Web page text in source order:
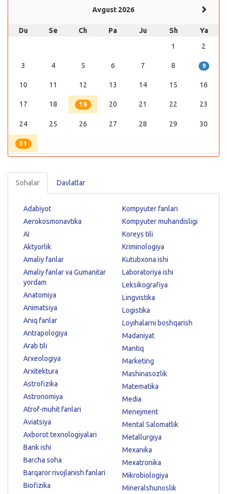
Avgust 2026
Du Se Ch Pa Ju Sh
Ya
1
2
3 4 5 6 7 8 9
10 11 12 13 14 15 16
17 18 19 20 21 22 23
24 25 26 27 28 29 30
31
Sohalar Davlatlar
Adabiyot
Aerokosmonavtika
AI
Aktyorlik
Amaliy fanlar
Amaliy fanlar va Gumanitar
yordam
Anatomiya
Animatsiya
Aniq fanlar
Antrapologiya
Arab tili
Arxeologiya
Arxitektura
Astrofizika
Astronomiya
Atrof-muhit fanlari
Aviatsiya
Axborot texnologiyalari
Bank ishi
Barcha soha
Barqaror rivojlanish fanlari
Biofizika
Kompyuter fanlari
Kompyuter muhandisligi
Koreys tili
Kriminologiya
Kutubxona ishi
Laboratoriya ishi
Leksikografiya
Lingvistika
Logistika
Loyihalarni boshqarish
Madaniyat
Mantiq
Marketing
Mashinasozlik
Matematika
Media
Menejment
Mental Salomatlik
Metallurgiya
Mexanika
Mexatronika
Mikrobiologiya
Mineralshunoslik